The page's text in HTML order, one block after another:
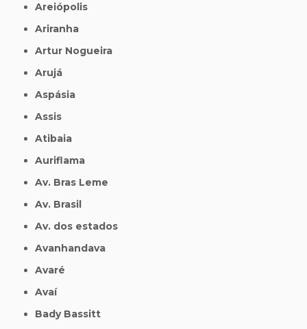
Areiópolis
Ariranha
Artur Nogueira
Arujá
Aspásia
Assis
Atibaia
Auriflama
Av. Bras Leme
Av. Brasil
Av. dos estados
Avanhandava
Avaré
Avaí
Bady Bassitt